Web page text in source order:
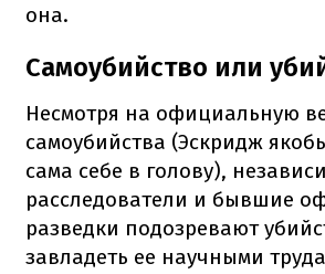
она.
Самоубийство или
Несмотря на официальную
самоубийства (Эскридж
сама себе в голову),
расследователи и бывшие
разведки подозревают
завладеть ее научными